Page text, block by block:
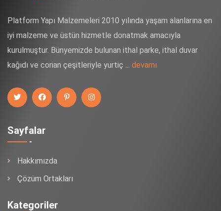
Platform Yapı Malzemeleri 2010 yılında yaşam alanlarına en
iyi malzeme ve üstün hizmetle donatmak amacıyla
kurulmuştur. Bünyemizde bulunan ithal parke, ithal duvar
kağıdı ve corian çeşitleriyle yurtiç ... devamı
Sayfalar
Hakkımızda
Çözüm Ortakları
Kategoriler